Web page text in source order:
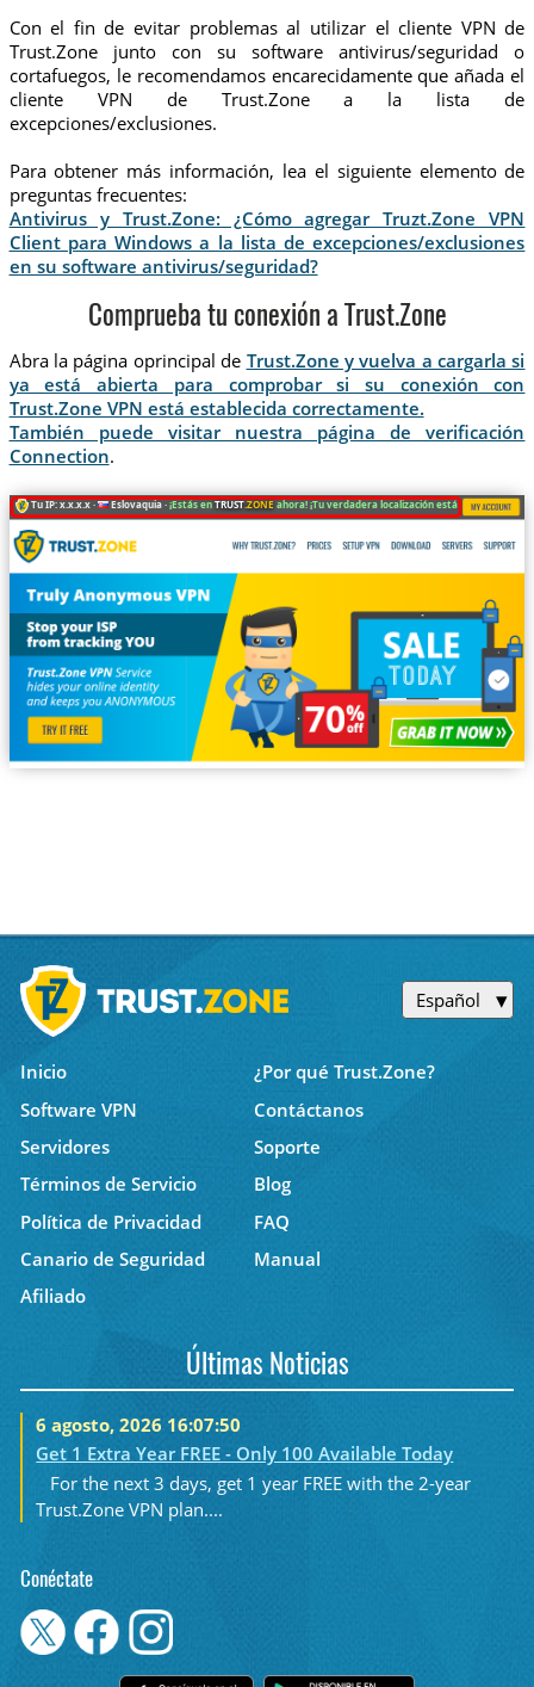
Con el fin de evitar problemas al utilizar el cliente VPN de
Trust.Zone junto con su software antivirus/seguridad o
cortafuegos, le recomendamos encarecidamente que añada el
cliente VPN de Trust.Zone a la lista de
excepciones/exclusiones.
Para obtener más información, lea el siguiente elemento de
preguntas frecuentes:
Antivirus y Trust.Zone: ¿Cómo agregar Truzt.Zone VPN
Client para Windows a la lista de excepciones/exclusiones
en su software antivirus/seguridad?
Comprueba tu conexión a Trust.Zone
Abra la página oprincipal de Trust.Zone y vuelva a cargarla si
ya está abierta para comprobar si su conexión con
Trust.Zone VPN está establecida correctamente.
También puede visitar nuestra página de verificación
Connection.
Tu IP: x.x.x.x · Eslovaquia ·¡Estás enTRUST.ZONEahora! ¡Tu verdadera localización está oculta!
Español
Inicio
¿Por qué Trust.Zone?
Software VPN
Contáctanos
Servidores
Soporte
Términos de Servicio
Blog
Política de Privacidad
FAQ
Canario de Seguridad
Manual
Afiliado
Últimas Noticias
6 agosto, 2026 16:07:50
Get 1 Extra Year FREE - Only 100 Available Today
For the next 3 days, get 1 year FREE with the 2-year
Trust.Zone VPN plan....
Conéctate